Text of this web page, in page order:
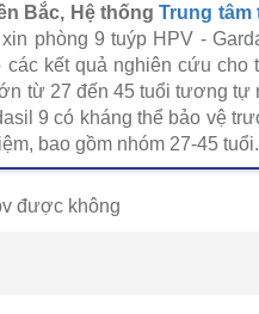
Bắc, Hệ thốngTrung tâm
phòng 9 tuýp HPV -
kết quả nghiên cứu cho
từ 27 đến 45 tuổi tương
9 có kháng thể bảo vệ
bao gồm nhóm 27-45 tuổi.